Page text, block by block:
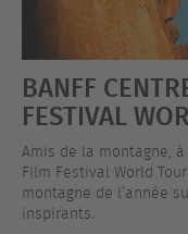
BANFF
FESTIVAL
Amis de la montagne,
Film Festival World
montagne de l’année
inspirants.